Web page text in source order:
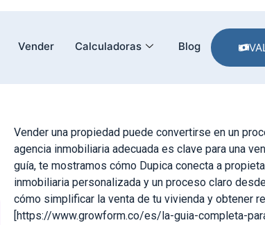
Vender Calculadoras Blog
Vender una propiedad puede convertirse en un
agencia inmobiliaria adecuada es clave para una
guía, te mostramos cómo Dupica conecta a
inmobiliaria personalizada y un proceso claro
cómo simplificar la venta de tu vivienda y obtener
[https://www.growform.co/es/la-guia-completa-